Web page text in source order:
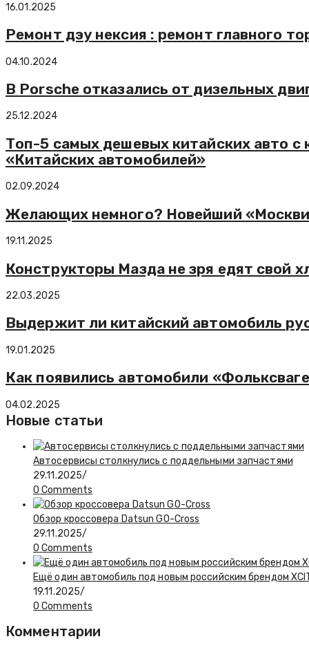
16.01.2025
Ремонт дэу нексия : ремонт главного
04.10.2024
В Porsche отказались от дизельных
25.12.2024
Топ-5 самых дешевых китайских авто с
«Китайских автомобилей»
02.09.2024
Желающих немного? Новейший
19.11.2025
Конструкторы Мазда не зря едят свой
22.03.2025
Выдержит ли китайский автомобиль
19.01.2025
Как появились автомобили
04.02.2025
Новые статьи
Автосервисы столкнулись с поддельными запчастями
29.11.2025/
0 Comments
Обзор кроссовера Datsun GO-Cross
29.11.2025/
0 Comments
Ещё один автомобиль под новым российским брендом
19.11.2025/
0 Comments
Комментарии